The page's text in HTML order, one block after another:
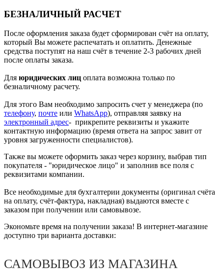
БЕЗНАЛИЧНЫЙ РАСЧЕТ
После оформления заказа будет сформирован счёт на оплату,
который Вы можете распечатать и оплатить. Денежные
средства поступят на наш счёт в течение 2-3 рабочих дней
после оплаты заказа.
Для юридических лиц оплата возможна только по
безналичному расчету.
Для этого Вам необходимо запросить счет у менеджера (по
телефону, почте или WhatsApp), отправляя заявку на
электронный адрес- прикрепите реквизиты и укажите
контактную информацию (время ответа на запрос завит от
уровня загруженности специалистов).
Также вы можете оформить заказ через корзину, выбрав тип
покупателя - "юридическое лицо" и заполнив все поля с
реквизитами компании.
Все необходимые для бухгалтерии документы (оригинал счёта
на оплату, счёт-фактура, накладная) выдаются вместе с
заказом при получении или самовывозе.
Экономьте время на получении заказа! В интернет-магазине
доступно три варианта доставки:
САМОВЫВОЗ ИЗ МАГАЗИНА